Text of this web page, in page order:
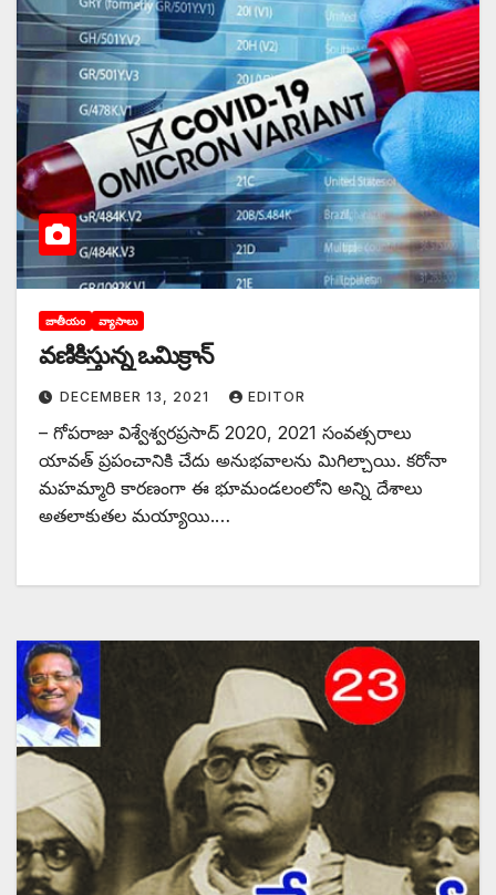
జాతీయం వ్యాసాలు
వణికిస్తున్న ఒమిక్రాన్‌
DECEMBER 13, 2021 EDITOR
– గోపరాజు విశ్వేశ్వరప్రసాద్‌ 2020, 2021 సంవత్సరాలు
యావత్‌ ప్రపంచానికి చేదు అనుభవాలను మిగిల్చాయి. కరోనా
మహమ్మారి కారణంగా ఈ భూమండలంలోని అన్ని దేశాలు
అతలాకుతల మయ్యాయి.…